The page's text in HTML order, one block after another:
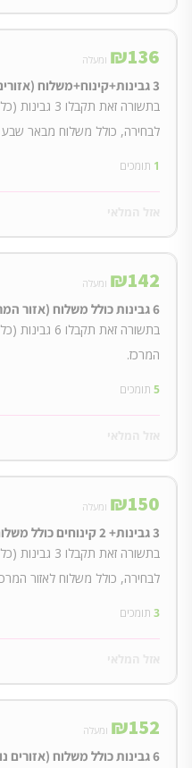
₪136 ומעלה
3 גבינות+קינוח+משלוח (אזורים נוספים בארץ)
בתשורה זאת
לבחירה, כולל משלוח מבאר שבע
1 תומכים
₪142 ומעלה
6 גבינות כולל משלוח (אזור המרכז)
בתשורה זאת
המרכז.
5 תומכים
₪150 ומעלה
3 גבינות+ 2 קינוחים כולל משלוח
בתשורה זאת
לבחירה, כולל משלוח לאזור
3 תומכים
₪152 ומעלה
6 גבינות כולל משלוח (אזורים נוספים בארץ)